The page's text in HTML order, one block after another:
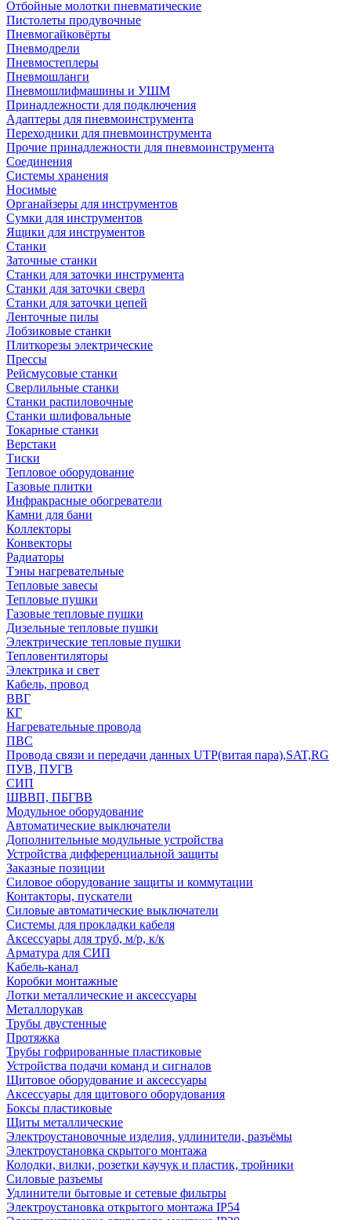
Отбойные молотки пневматические
Пистолеты продувочные
Пневмогайковёрты
Пневмодрели
Пневмостеплеры
Пневмошланги
Пневмошлифмашины и УШМ
Принадлежности для подключения
Адаптеры для пневмоинструмента
Переходники для пневмоинструмента
Прочие принадлежности для пневмоинструмента
Соединения
Системы хранения
Носимые
Органайзеры для инструментов
Сумки для инструментов
Ящики для инструментов
Станки
Заточные станки
Станки для заточки инструмента
Станки для заточки сверл
Станки для заточки цепей
Ленточные пилы
Лобзиковые станки
Плиткорезы электрические
Прессы
Рейсмусовые станки
Сверлильные станки
Станки распиловочные
Станки шлифовальные
Токарные станки
Верстаки
Тиски
Тепловое оборудование
Газовые плитки
Инфракрасные обогреватели
Камни для бани
Коллекторы
Конвекторы
Радиаторы
Тэны нагревательные
Тепловые завесы
Тепловые пушки
Газовые тепловые пушки
Дизельные тепловые пушки
Электрические тепловые пушки
Тепловентиляторы
Электрика и свет
Кабель, провод
ВВГ
КГ
Нагревательные провода
ПВС
Провода связи и передачи данных UTP(витая пара),SAT,RG
ПУВ, ПУГВ
СИП
ШВВП, ПБГВВ
Модульное оборудование
Автоматические выключатели
Дополнительные модульные устройства
Устройства дифференциальной защиты
Заказные позиции
Силовое оборудование защиты и коммутации
Контакторы, пускатели
Силовые автоматические выключатели
Системы для прокладки кабеля
Аксессуары для труб, м/р, к/к
Арматура для СИП
Кабель-канал
Коробки монтажные
Лотки металлические и аксессуары
Металлорукав
Трубы двустенные
Протяжка
Трубы гофрированные пластиковые
Устройства подачи команд и сигналов
Щитовое оборудование и аксессуары
Аксессуары для щитового оборудования
Боксы пластиковые
Щиты металлические
Электроустановочные изделия, удлинители, разъёмы
Электроустановка скрытого монтажа
Колодки, вилки, розетки каучук и пластик, тройники
Силовые разъемы
Удлинители бытовые и сетевые фильтры
Электроустановка открытого монтажа IP54